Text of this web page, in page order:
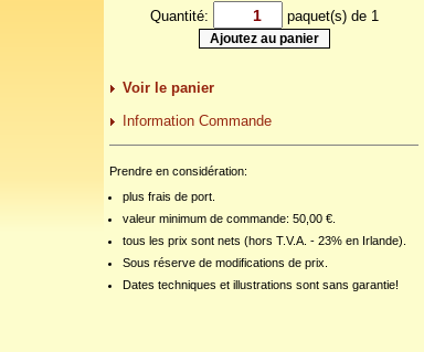
Quantité: paquet(s) de 1
Voir le panier
Information Commande
Prendre en considération:
plus frais de port.
valeur minimum de commande: 50,00 €.
tous les prix sont nets (hors T.V.A. - 23% en Irlande).
Sous réserve de modifications de prix.
Dates techniques et illustrations sont sans garantie!